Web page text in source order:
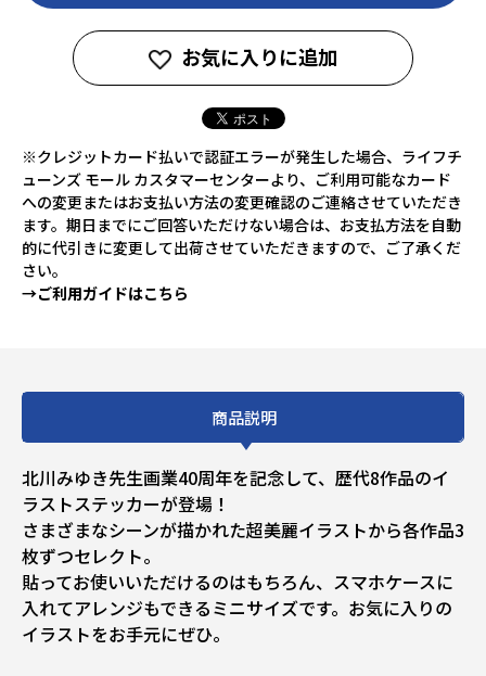
お気に入りに追加
※クレジットカード払いで認証エラーが発生した場合、ライフチ
ューンズ モール カスタマーセンターより、ご利用可能なカード
への変更またはお支払い方法の変更確認のご連絡させていただき
ます。期日までにご回答いただけない場合は、お支払方法を自動
的に代引きに変更して出荷させていただきますので、ご了承くだ
さい。
→ご利用ガイドはこちら
商品説明
北川みゆき先生画業40周年を記念して、歴代8作品のイ
ラストステッカーが登場！
さまざまなシーンが描かれた超美麗イラストから各作品3
枚ずつセレクト。
貼ってお使いいただけるのはもちろん、スマホケースに
入れてアレンジもできるミニサイズです。お気に入りの
イラストをお手元にぜひ。